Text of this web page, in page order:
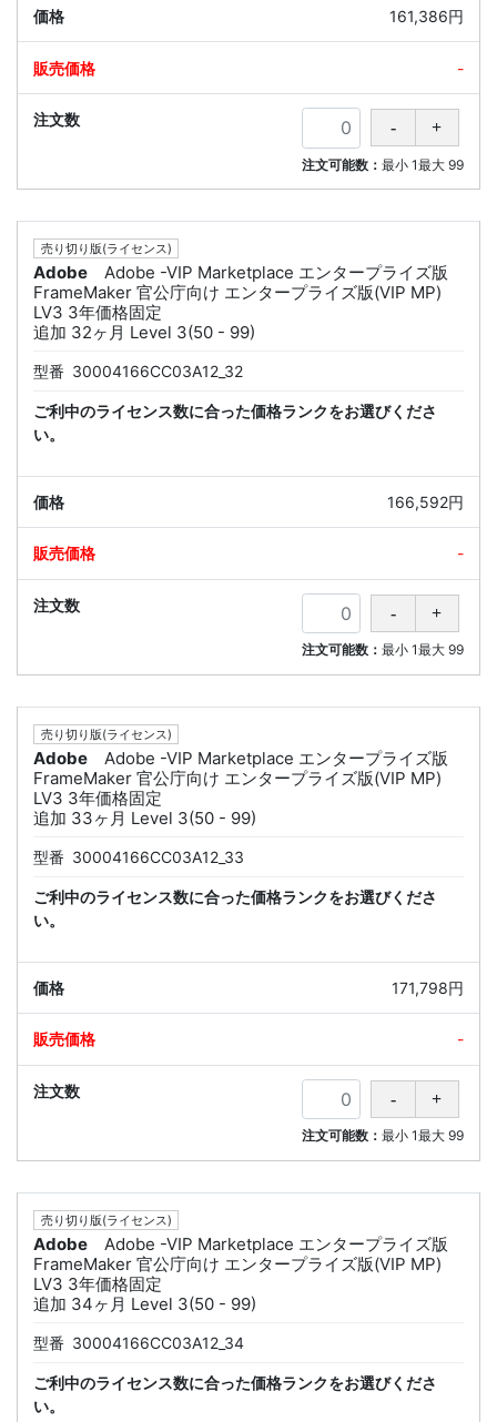
161,386円
-
注文可能数： 最小 1最大 99
売り切り版(ライセンス)
Adobe
Adobe -VIP Marketplace エンタープライズ版
FrameMaker 官公庁向け エンタープライズ版(VIP MP)
LV3 3年価格固定
追加 32ヶ月 Level 3(50 - 99)
型番 30004166CC03A12_32
ご利中のライセンス数に合った価格ランクをお選びくださ
い。
166,592円
-
注文可能数： 最小 1最大 99
売り切り版(ライセンス)
Adobe
Adobe -VIP Marketplace エンタープライズ版
FrameMaker 官公庁向け エンタープライズ版(VIP MP)
LV3 3年価格固定
追加 33ヶ月 Level 3(50 - 99)
型番 30004166CC03A12_33
ご利中のライセンス数に合った価格ランクをお選びくださ
い。
171,798円
-
注文可能数： 最小 1最大 99
売り切り版(ライセンス)
Adobe
Adobe -VIP Marketplace エンタープライズ版
FrameMaker 官公庁向け エンタープライズ版(VIP MP)
LV3 3年価格固定
追加 34ヶ月 Level 3(50 - 99)
型番 30004166CC03A12_34
ご利中のライセンス数に合った価格ランクをお選びくださ
い。